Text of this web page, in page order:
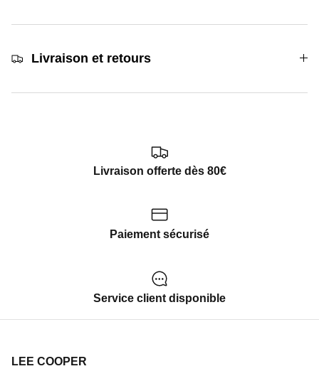
Livraison et retours
Livraison offerte dès 80€
Paiement sécurisé
Service client disponible
LEE COOPER